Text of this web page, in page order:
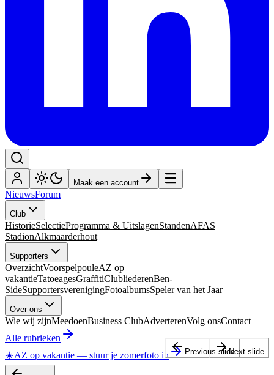
Maak een account
NieuwsForum
Club
HistorieSelectieProgramma & UitslagenStandenAFAS
StadionAlkmaarderhout
Supporters
OverzichtVoorspelpouleAZ op
vakantieTatoeagesGraffitiClubliederenBen-
SideSupportersverenigingFotoalbumsSpeler van het Jaar
Over ons
Wie wij zijnMeedoenBusiness ClubAdverterenVolg onsContact
Alle rubrieken
☀️AZ op vakantie — stuur je zomerfoto in Previous slideNext slide